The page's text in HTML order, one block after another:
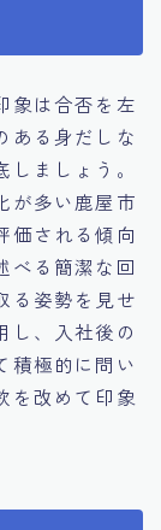
象は合否を左
ある身だしな
ましょう。
が多い鹿屋市
価される傾向
べる簡潔な回
る姿勢を見せ
し、入社後の
積極的に問い
を改めて印象